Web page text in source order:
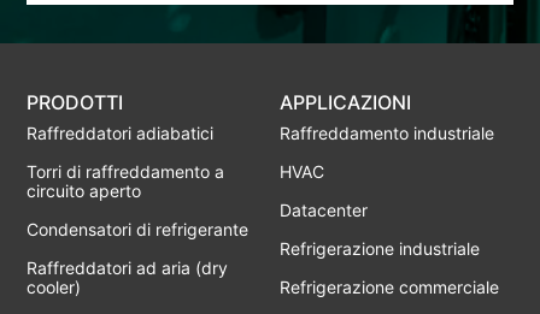
PRODOTTI
Raffreddatori adiabatici
Torri di raffreddamento a
circuito aperto
Condensatori di refrigerante
Raffreddatori ad aria (dry
cooler)
APPLICAZIONI
Raffreddamento industriale
HVAC
Datacenter
Refrigerazione industriale
Refrigerazione commerciale